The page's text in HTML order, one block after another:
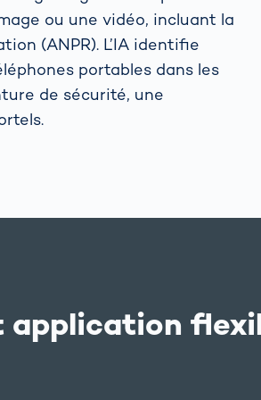
ou une vidéo, incluant la
(ANPR). L’IA identifie
portables dans les
de sécurité, une